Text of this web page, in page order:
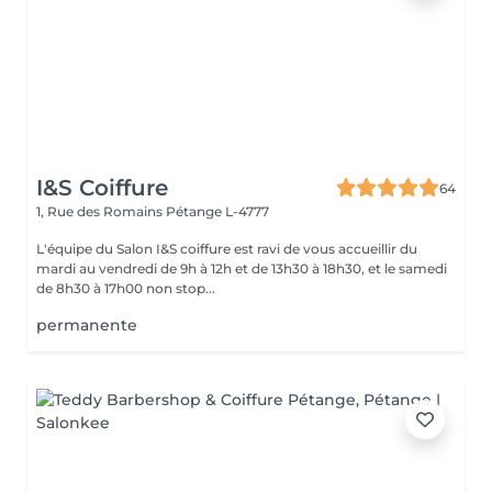
I&S Coiffure
64
1, Rue des Romains Pétange L-4777
L'équipe du Salon I&S coiffure est ravi de vous accueillir du
mardi au vendredi de 9h à 12h et de 13h30 à 18h30, et le samedi
de 8h30 à 17h00 non stop...
permanente